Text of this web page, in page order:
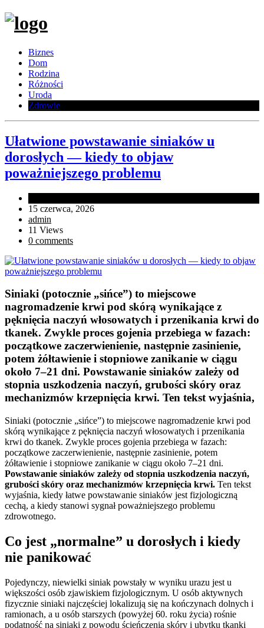
Biznes
Dom
Rodzina
Różności
Uroda
Zdrowie
Ułatwione powstawanie siniaków u
dorosłych — kiedy to objaw
poważniejszego problemu
15 czerwca, 2026
admin
11 Views
0 comments
Siniaki (potocznie „sińce”) to miejscowe
nagromadzenie krwi pod skórą wynikające z
pęknięcia naczyń włosowatych i przenikania krwi do
tkanek. Zwykle proces gojenia przebiega w fazach:
początkowe zaczerwienienie, następnie zasinienie,
potem żółtawienie i stopniowe zanikanie w ciągu
około 7–21 dni. Powstawanie siniaków zależy od
stopnia uszkodzenia naczyń, grubości skóry oraz
mechanizmów krzepnięcia krwi. Ten tekst wyjaśnia,
Siniaki (potocznie „sińce”) to miejscowe nagromadzenie krwi pod
skórą wynikające z pęknięcia naczyń włosowatych i przenikania
krwi do tkanek. Zwykle proces gojenia przebiega w fazach:
początkowe zaczerwienienie, następnie zasinienie, potem
żółtawienie i stopniowe zanikanie w ciągu około 7–21 dni.
Powstawanie siniaków zależy od stopnia uszkodzenia naczyń,
grubości skóry oraz mechanizmów krzepnięcia krwi. Ten tekst
wyjaśnia, kiedy łatwe powstawanie siniaków jest fizjologiczną
cechą, a kiedy stanowi sygnał poważniejszego problemu
zdrowotnego.
Co jest „normalne” u dorosłych i kiedy
nie panikować
Pojedynczy, niewielki siniak powstały w wyniku urazu jest u
większości osób zjawiskiem fizjologicznym. U osób aktywnych
fizycznie siniaki najczęściej lokalizują się na kończynach dolnych i
ramionach, a u osób starszych (powyżej 60. roku życia) rośnie
podatność na siniaki z powodu ścieńczenia skóry i ubytku tkanki